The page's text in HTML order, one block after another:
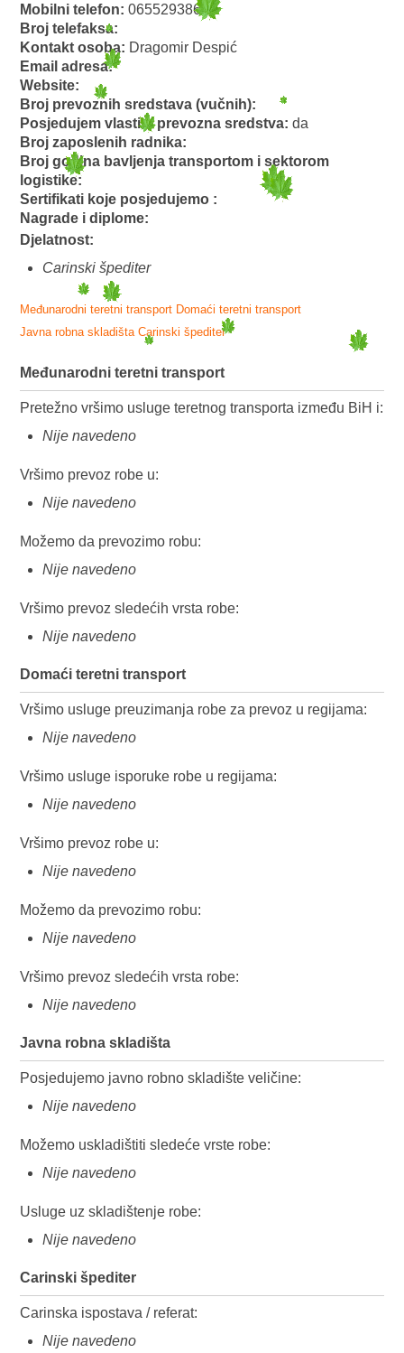
Mobilni telefon:065529386
Broj telefaksa:
Kontakt osoba: Dragomir Despić
Email adresa:
Website:
Broj prevoznih sredstava (vučnih):
Posjedujem vlastita prevozna sredstva:da
Broj zaposlenih radnika:
Broj godina bavljenja transportom i sektorom
logistike:
Sertifikati koje posjedujemo :
Nagrade i diplome:
Djelatnost:
Carinski špediter
Međunarodni teretni transport Domaći teretni transport
Javna robna skladišta Carinski špediter
Međunarodni teretni transport
Pretežno vršimo usluge teretnog transporta između BiH i:
Nije navedeno
Vršimo prevoz robe u:
Nije navedeno
Možemo da prevozimo robu:
Nije navedeno
Vršimo prevoz sledećih vrsta robe:
Nije navedeno
Domaći teretni transport
Vršimo usluge preuzimanja robe za prevoz u regijama:
Nije navedeno
Vršimo usluge isporuke robe u regijama:
Nije navedeno
Vršimo prevoz robe u:
Nije navedeno
Možemo da prevozimo robu:
Nije navedeno
Vršimo prevoz sledećih vrsta robe:
Nije navedeno
Javna robna skladišta
Posjedujemo javno robno skladište veličine:
Nije navedeno
Možemo uskladištiti sledeće vrste robe:
Nije navedeno
Usluge uz skladištenje robe:
Nije navedeno
Carinski špediter
Carinska ispostava / referat:
Nije navedeno